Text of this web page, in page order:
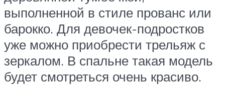
выполненной в стиле прованс или
барокко. Для девочек-подростков
уже можно приобрести трельяж с
зеркалом. В спальне такая модель
будет смотреться очень красиво.